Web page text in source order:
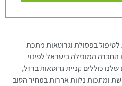
בפסולת וגרוטאות מתכת
המובילה בישראל לפינוי
כוללים קניית גרוטאות ברזל,
ומתכות נלוות אחרות במחיר הטוב